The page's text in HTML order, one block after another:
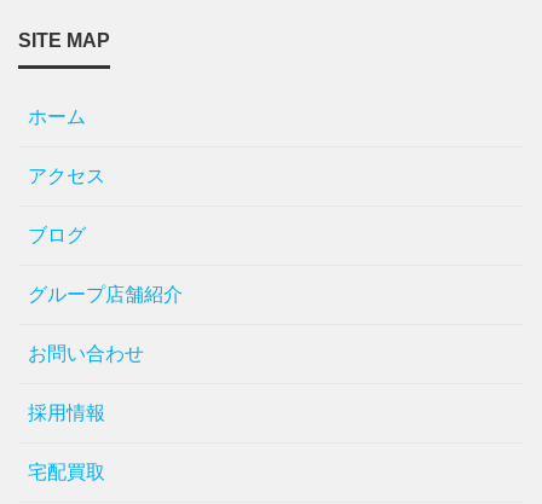
SITE MAP
ホーム
アクセス
ブログ
グループ店舗紹介
お問い合わせ
採用情報
宅配買取